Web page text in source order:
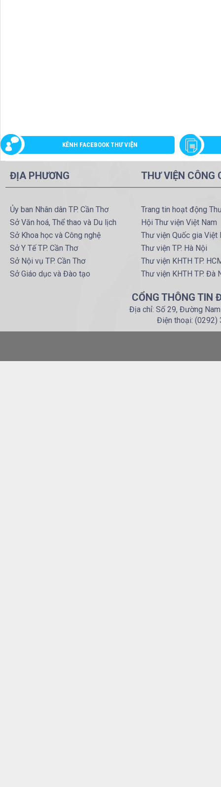
KÊNH FACEBOOK THƯ VIỆN
ĐỊA PHƯƠNG
Ủy ban Nhân dân TP. Cần Thơ
Sở Văn hoá, Thể thao và Du lịch
Sở Khoa học và Công nghệ
Sở Y Tế TP. Cần Thơ
Sở Nội vụ TP. Cần Thơ
Sở Giáo dục và Đào tạo
THƯ VIỆN CÔNG
Trang tin hoạt động
Hội Thư viện Việt Nam
Thư viện Quốc gia Việt
Thư viện TP. Hà Nội
Thư viện KHTH TP.
Thư viện KHTH TP. Đà
CỔNG THÔNG TIN
Địa chỉ: Số 29, Đường
Điện thoại: (0292)